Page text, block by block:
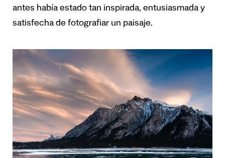
antes había estado tan inspirada, entusiasmada y
satisfecha de fotografiar un paisaje.